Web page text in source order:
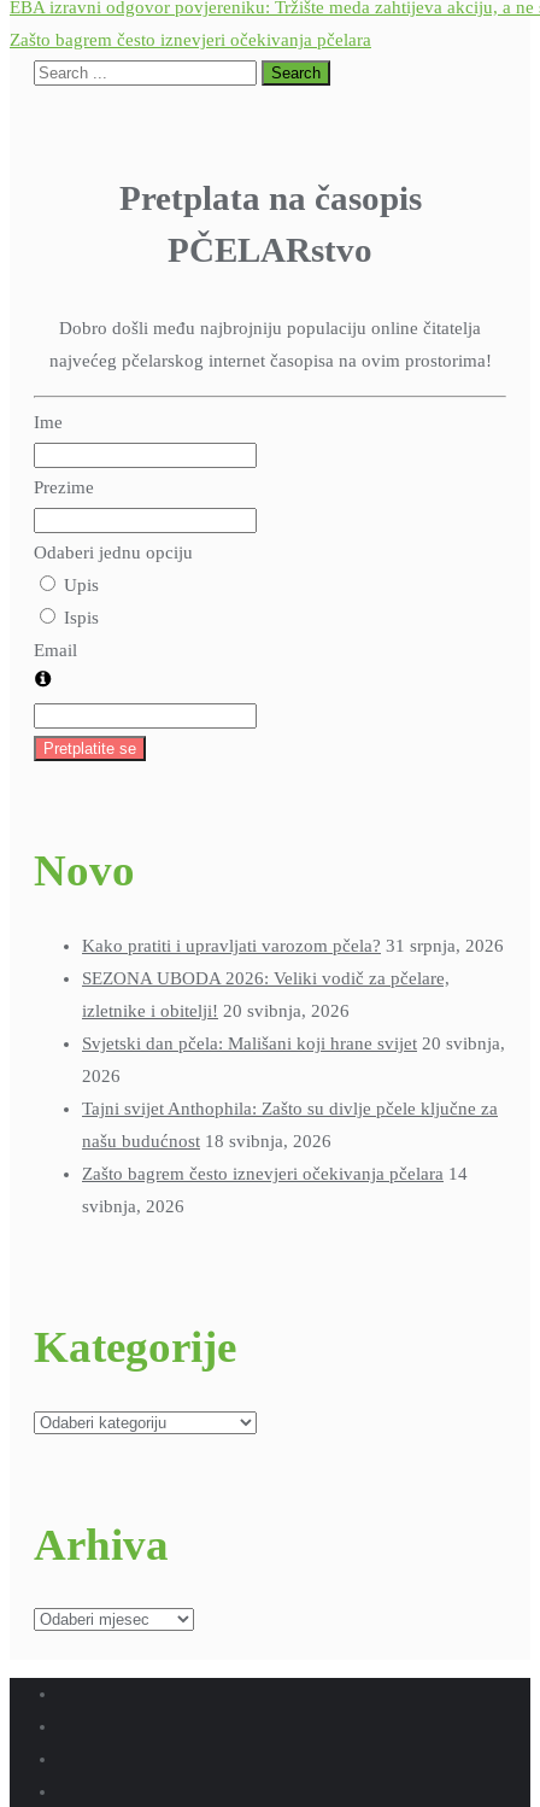
Navigacija
objava
EBA izravni odgovor povjereniku: Tržište meda zahtijeva akciju, a ne
Zašto bagrem često iznevjeri očekivanja pčelara
Pretplata na časopis
PČELARstvo
Dobro došli među najbrojniju populaciju online čitatelja
najvećeg pčelarskog internet časopisa na ovim prostorima!
Ime
Prezime
Odaberi jednu opciju
Upis
Ispis
Email
Pretplatite se
Novo
Kako pratiti i upravljati varozom pčela? 31 srpnja, 2026
SEZONA UBODA 2026: Veliki vodič za pčelare,
izletnike i obitelji! 20 svibnja, 2026
Svjetski dan pčela: Mališani koji hrane svijet 20 svibnja,
2026
Tajni svijet Anthophila: Zašto su divlje pčele ključne za
našu budućnost 18 svibnja, 2026
Zašto bagrem često iznevjeri očekivanja pčelara 14
svibnja, 2026
Kategorije
Kategorije
Arhiva
Arhiva